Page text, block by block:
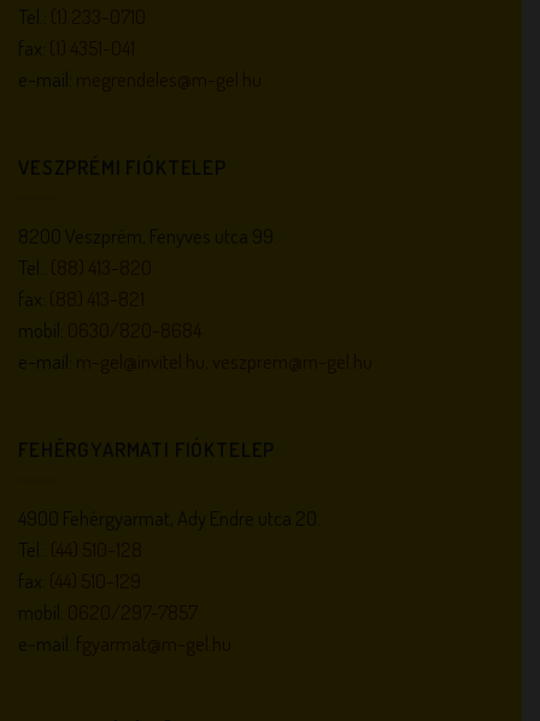
Tel.:
fax:
e-mail:
VESZPRÉMI FIÓKTELEP
8200 Veszprém, Fenyves utca 99.
Tel.:
fax:
mobil:
e-mail:
FEHÉRGYARMATI FIÓKTELEP
4900 Fehérgyarmat, Ady Endre utca 20.
Tel.:
fax:
mobil:
e-mail: